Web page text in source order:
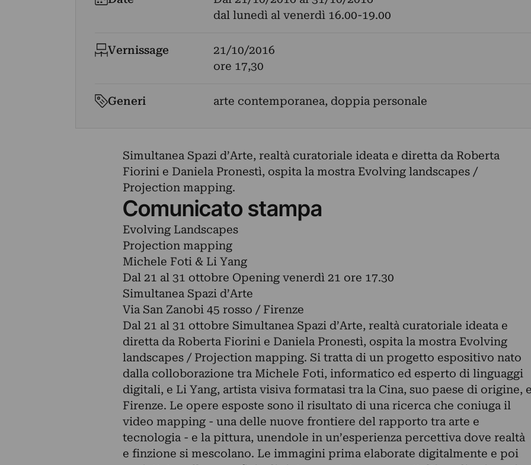
dal lunedì al venerdì 16.00-19.00
Vernissage
21/10/2016
ore 17,30
Generi arte contemporanea, doppia personale
Simultanea Spazi d’Arte, realtà curatoriale ideata e diretta da Roberta
Fiorini e Daniela Pronestì, ospita la mostra Evolving landscapes /
Projection mapping.
Comunicato stampa
Evolving Landscapes
Projection mapping
Michele Foti & Li Yang
Dal 21 al 31 ottobre Opening venerdì 21 ore 17.30
Simultanea Spazi d’Arte
Via San Zanobi 45 rosso / Firenze
Dal 21 al 31 ottobre Simultanea Spazi d’Arte, realtà curatoriale ideata e
diretta da Roberta Fiorini e Daniela Pronestì, ospita la mostra Evolving
landscapes / Projection mapping. Si tratta di un progetto espositivo nato
dalla colloborazione tra Michele Foti, informatico ed esperto di linguaggi
digitali, e Li Yang, artista visiva formatasi tra la Cina, suo paese di origine,
Firenze. Le opere esposte sono il risultato di una ricerca che coniuga il
video mapping - una delle nuove frontiere del rapporto tra arte e
tecnologia - e la pittura, unendole in un’esperienza percettiva dove realtà
e finzione si mescolano. Le immagini prima elaborate digitalmente e poi